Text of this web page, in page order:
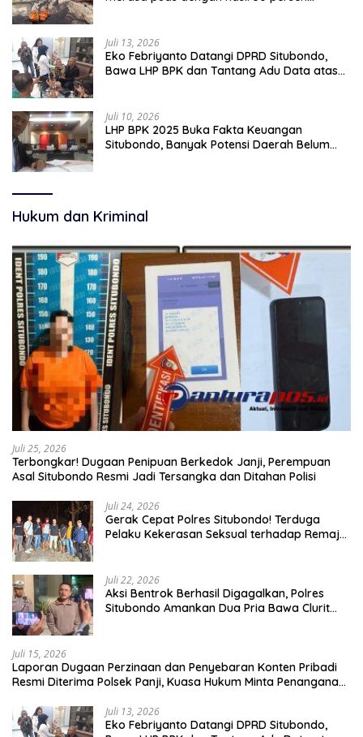
Juli 13, 2026
Eko Febriyanto Datangi DPRD Situbondo,
Bawa LHP BPK dan Tantang Adu Data atas
Juli 10, 2026
LHP BPK 2025 Buka Fakta Keuangan
Situbondo, Banyak Potensi Daerah Belum
Hukum dan Kriminal
Juli 25, 2026
Terbongkar! Dugaan Penipuan Berkedok Janji, Perempuan
Asal Situbondo Resmi Jadi Tersangka dan Ditahan Polisi
Juli 24, 2026
Gerak Cepat Polres Situbondo! Terduga
Pelaku Kekerasan Seksual terhadap Remaja
Juli 22, 2026
Aksi Bentrok Berhasil Digagalkan, Polres
Situbondo Amankan Dua Pria Bawa Clurit
Juli 15, 2026
Laporan Dugaan Perzinaan dan Penyebaran Konten Pribadi
Resmi Diterima Polsek Panji, Kuasa Hukum Minta Penanganan
Juli 13, 2026
Eko Febriyanto Datangi DPRD Situbondo,